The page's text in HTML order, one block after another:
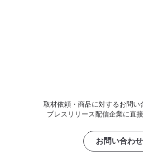
取材依頼・商品に対するお問い
プレスリリース配信企業に直
お問い合わせ